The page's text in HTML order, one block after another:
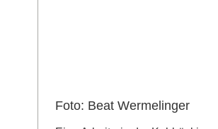
Foto: Beat Wermelinger